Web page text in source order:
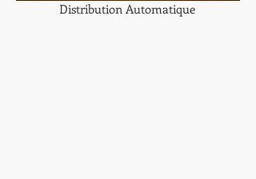
Distribution Automatique